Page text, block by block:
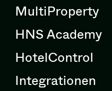
MultiProperty
HNS Academy
HotelControl
Integrationen